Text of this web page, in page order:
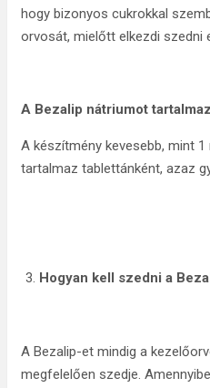
hogy bizonyos cukrokkal
orvosát, mielőtt elkezdi szedni
A Bezalip nátriumot tartalmaz
A készítmény kevesebb, mint
tartalmaz tablettánként, azaz
Hogyan kell szedni a
A Bezalip-et mindig a
megfelelően szedje.